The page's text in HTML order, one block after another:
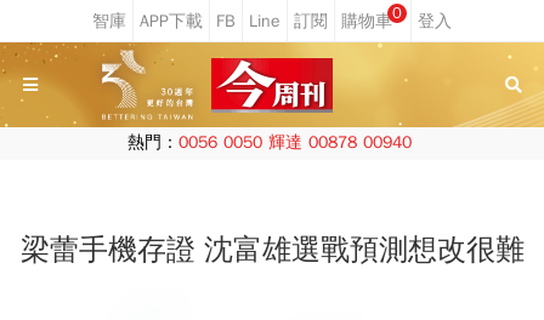
0
熱門： 0056 0050 輝達 00878 00940
梁蕾手機存證 沈富雄選戰預測想改很難